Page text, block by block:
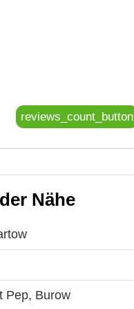
reviews_count_button
Nähe
Pep, Burow